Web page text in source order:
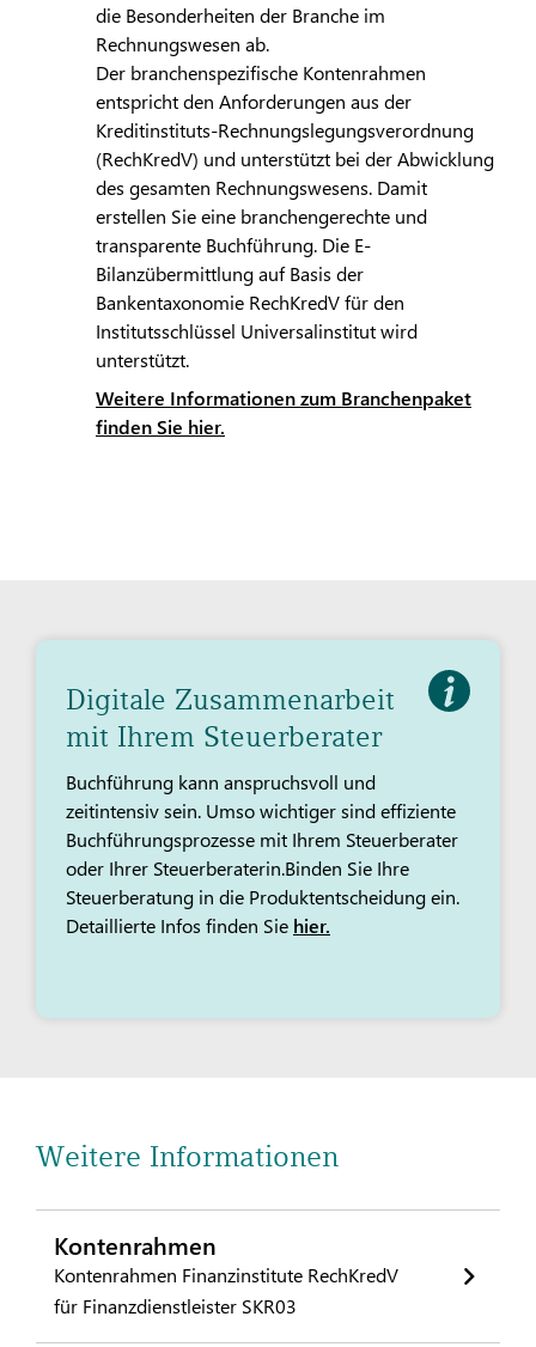
die Besonderheiten der Branche im
Rechnungswesen ab.
Der branchenspezifische Kontenrahmen
entspricht den Anforderungen aus der
Kreditinstituts-Rechnungslegungsverordnung
(RechKredV) und unterstützt bei der Abwicklung
des gesamten Rechnungswesens. Damit
erstellen Sie eine branchengerechte und
transparente Buchführung. Die E-
Bilanzübermittlung auf Basis der
Bankentaxonomie RechKredV für den
Institutsschlüssel Universalinstitut wird
unterstützt.
Weitere Informationen zum Branchenpaket
finden Sie hier.
Digitale Zusammenarbeit
mit Ihrem Steuerberater
Buchführung kann anspruchsvoll und
zeitintensiv sein. Umso wichtiger sind effiziente
Buchführungsprozesse mit Ihrem Steuerberater
oder Ihrer Steuerberaterin.Binden Sie Ihre
Steuerberatung in die Produktentscheidung ein.
Detaillierte Infos finden Sie hier.
Weitere Informationen
Kontenrahmen
Kontenrahmen Finanzinstitute RechKredV
für Finanzdienstleister SKR03